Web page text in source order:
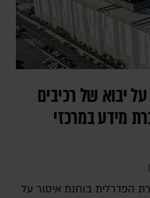
יבוא של רכיבים
מידע במרכזי
הפדרלית בוחנת איסור על